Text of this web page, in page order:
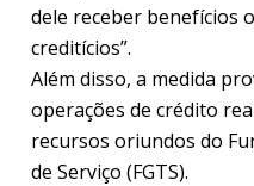
dele receber benefícios
creditícios”.
Além disso, a medida
operações de crédito
recursos oriundos do
de Serviço (FGTS).